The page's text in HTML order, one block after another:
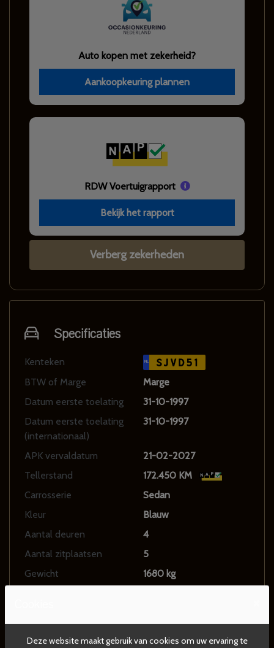
Deze website maakt gebruik van cookies om uw ervaring te
Auto kopen met zekerheid?
Aankoopkeuring plannen
RDW Voertuigrapport
Bekijk het rapport
Verberg zekerheden
Specificaties
Kenteken NL SJVD51
BTW of Marge
Marge
Datum eerste toelating
31-10-1997
Datum eerste toelating
(internationaal)
31-10-1997
APK vervaldatum
21-02-2027
Tellerstand
172.450 KM
Carrosserie
Sedan
Kleur
Blauw
Aantal deuren
4
Aantal zitplaatsen
5
Gewicht
1680 kg